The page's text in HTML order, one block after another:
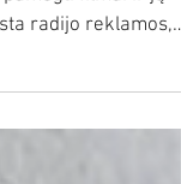
filmai ir jų
radijo reklamos,